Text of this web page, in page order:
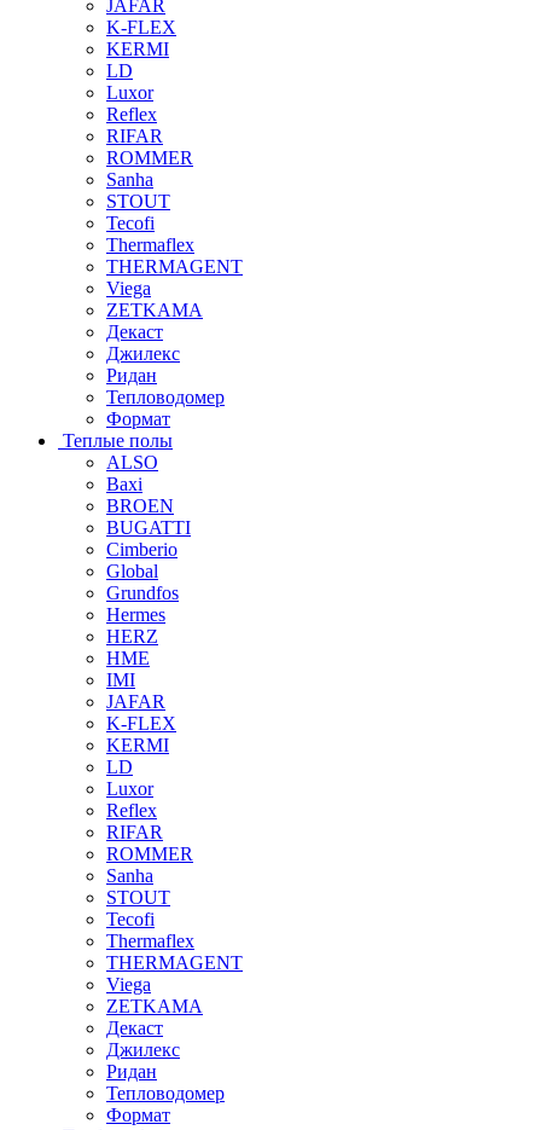
JAFAR
K-FLEX
KERMI
LD
Luxor
Reflex
RIFAR
ROMMER
Sanha
STOUT
Tecofi
Thermaflex
THERMAGENT
Viega
ZETKAMA
Декаст
Джилекс
Ридан
Тепловодомер
Формат
Теплые полы
ALSO
Baxi
BROEN
BUGATTI
Cimberio
Global
Grundfos
Hermes
HERZ
HME
IMI
JAFAR
K-FLEX
KERMI
LD
Luxor
Reflex
RIFAR
ROMMER
Sanha
STOUT
Tecofi
Thermaflex
THERMAGENT
Viega
ZETKAMA
Декаст
Джилекс
Ридан
Тепловодомер
Формат